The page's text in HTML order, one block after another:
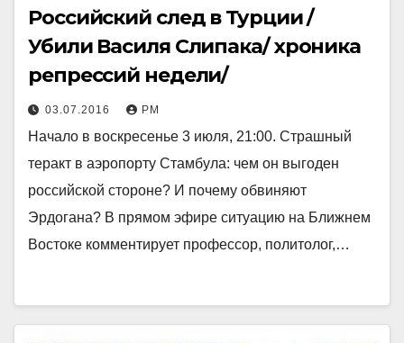
Российский след в Турции /
Убили Василя Слипака/ хроника
репрессий недели/
03.07.2016 РМ
Начало в воскресенье 3 июля, 21:00. Страшный
теракт в аэропорту Стамбула: чем он выгоден
российской стороне? И почему обвиняют
Эрдогана? В прямом эфире ситуацию на Ближнем
Востоке комментирует профессор, политолог,…